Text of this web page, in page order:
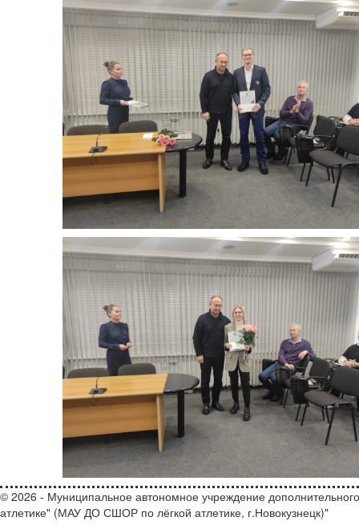
© 2026 - Муниципальное автономное учреждение
атлетике" (МАУ ДО СШОР по лёгкой атлетике, г.Новокузнецк)"